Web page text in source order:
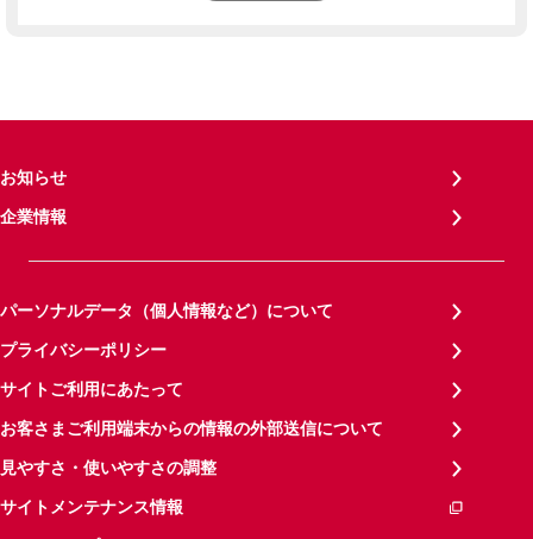
お知らせ
企業情報
パーソナルデータ（個人情報など）について
プライバシーポリシー
サイトご利用にあたって
お客さまご利用端末からの情報の外部送信について
見やすさ・使いやすさの調整
サイトメンテナンス情報